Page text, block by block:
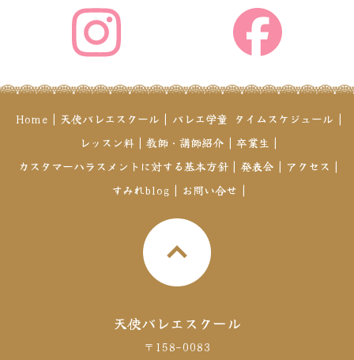
Home | 天使バレエスクール | バレエ学童 タイムスケジュール |
レッスン料 | 教師・講師紹介 | 卒業生 |
カスタマーハラスメントに対する基本方針 | 発表会 | アクセス |
すみれblog | お問い合せ |
天使バレエスクール
〒158-0083